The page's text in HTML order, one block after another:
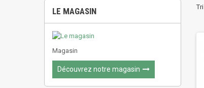
LE MAGASIN
Magasin
Découvrez notre magasin
Tri